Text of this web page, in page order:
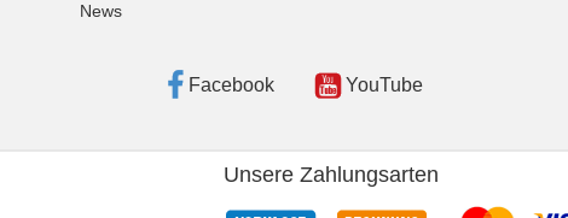
News
Facebook YouTube
Unsere Zahlungsarten